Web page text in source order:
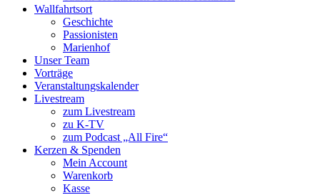
Wallfahrtsort
Geschichte
Passionisten
Marienhof
Unser Team
Vorträge
Veranstaltungskalender
Livestream
zum Livestream
zu K-TV
zum Podcast „All Fire“
Kerzen & Spenden
Mein Account
Warenkorb
Kasse